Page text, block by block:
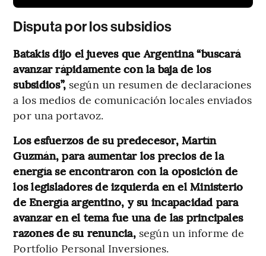
Disputa por los subsidios
Batakis dijo el jueves que Argentina “buscará
avanzar rápidamente con la baja de los
subsidios”, según un resumen de declaraciones
a los medios de comunicación locales enviados
por una portavoz.
Los esfuerzos de su predecesor, Martín
Guzmán, para aumentar los precios de la
energía se encontraron con la oposición de
los legisladores de izquierda en el Ministerio
de Energía argentino, y su incapacidad para
avanzar en el tema fue una de las principales
razones de su renuncia, según un informe de
Portfolio Personal Inversiones.